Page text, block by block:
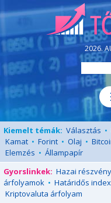
2026.
Kiemelt témák: Választás •
Kamat • Forint • Olaj •
Elemzés • Állampapír
Gyorslinkek: Hazai részvény
árfolyamok • Határidős index
Kriptovaluta árfolyam